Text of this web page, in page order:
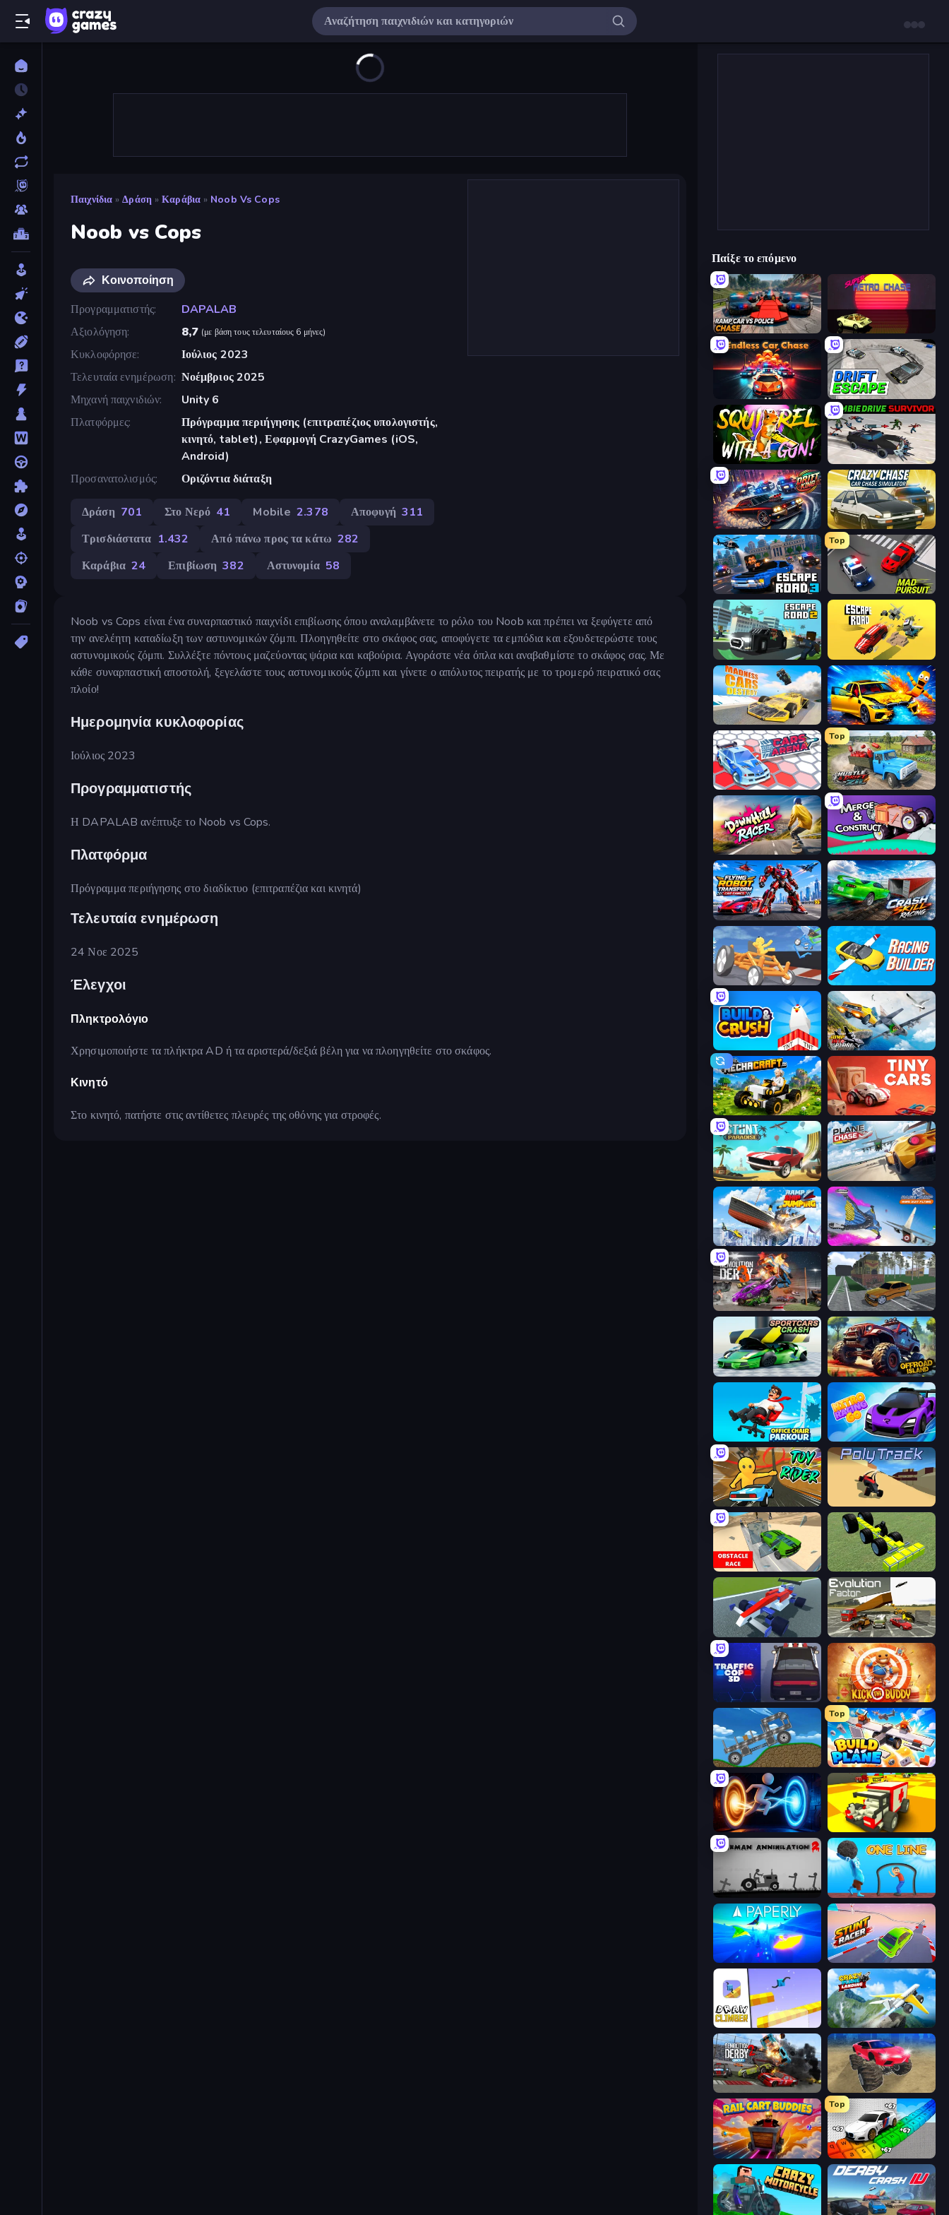
Παιχνίδια » Δράση » Καράβια » Noob Vs Cops
Noob vs Cops
Κοινοποίηση
Προγραμματιστής
DAPALAB
Αξιολόγηση
8,7 (με βάση τους τελευταίους 6 μήνες)
Κυκλοφόρησε
Ιούλιος 2023
Τελευταία ενημέρωση Νοέμβριος 2025
Μηχανή παιχνιδιών
Unity 6
Πλατφόρμες
Πρόγραμμα περιήγησης (επιτραπέζιος υπολογιστής,
κινητό, tablet), Εφαρμογή CrazyGames (iOS,
Android)
Προσανατολισμός
Οριζόντια διάταξη
Δράση 701 Στο Νερό 41 Mobile 2.378 Αποφυγή 311
Τρισδιάστατα 1.432 Από πάνω προς τα κάτω 282
Καράβια 24 Επιβίωση 382 Αστυνομία 58
Noob vs Cops είναι ένα συναρπαστικό παιχνίδι επιβίωσης όπου αναλαμβάνετε το ρόλο του Noob και πρέπει να ξεφύγετε από
την ανελέητη καταδίωξη των αστυνομικών ζόμπι. Πλοηγηθείτε στο σκάφος σας, αποφύγετε τα εμπόδια και εξουδετερώστε τους
αστυνομικούς ζόμπι. Συλλέξτε πόντους μαζεύοντας ψάρια και καβούρια. Αγοράστε νέα όπλα και αναβαθμίστε το σκάφος σας. Με
κάθε συναρπαστική αποστολή, ξεγελάστε τους αστυνομικούς ζόμπι και γίνετε ο απόλυτος πειρατής με το τρομερό πειρατικό σας
πλοίο!
Ημερομηνία κυκλοφορίας
Ιούλιος 2023
Προγραμματιστής
Η DAPALAB ανέπτυξε το Noob vs Cops.
Πλατφόρμα
Πρόγραμμα περιήγησης στο διαδίκτυο (επιτραπέζια και κινητά)
Τελευταία ενημέρωση
24 Νοε 2025
Έλεγχοι
Πληκτρολόγιο
Χρησιμοποιήστε τα πλήκτρα AD ή τα αριστερά/δεξιά βέλη για να πλοηγηθείτε στο σκάφος.
Κινητό
Στο κινητό, πατήστε στις αντίθετες πλευρές της οθόνης για στροφές.
Παίξε το επόμενο
Ramp Car VS Police: CHASE Super Retro Chase
Endless Hot Pursuit Drift Escape
Squirrel with a Gun! Zombie Drive Survivor
Drift King Crazy Chase - Car Chase Simulator
Escape Road 3
Top
Mad Pursuit
Escape Road 2 Escape Road
Madness Cars Destroy BMG: Ragdoll Playground
Cars Arena
Top
Hustle & Drift in ZIL
Downhill Racer Merge & Construct
Flying Robot Transform Car Games Crash Skill Racing
Draw Crash Race Racing Builder
Build and Crush Jump Into The Plane
Mechacraft.io Tiny Cars
Stunt Paradise Plane Chase
Ship Ramp Jumping Base Jump Wing Suit Flying
Demolition Derby 3 Obby: Car Crash Sandbox
Sportcars Crash Offroad Island
Office Chair Parkour Nitro Racing Go
Toy Rider
Obstacle Race: Destroying Simulator! Genius Mechanic
Genius Car 2 Evolution Factor
Traffic Cop 3D Kick the Buddy
Move It!
Top
Build A Plane
Portal Escape
Stickman Annihilation 2 One Line
Paperly: Paper Plane Adventure Stunt Racer
Draw Climber Crazy Plane Landing
Demolition Derby 2
Rail Cart Buddies
Top